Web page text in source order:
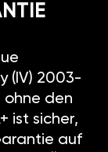
(IV) 2003-
ohne den
ist sicher,
auf